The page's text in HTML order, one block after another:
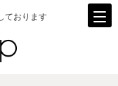
ております